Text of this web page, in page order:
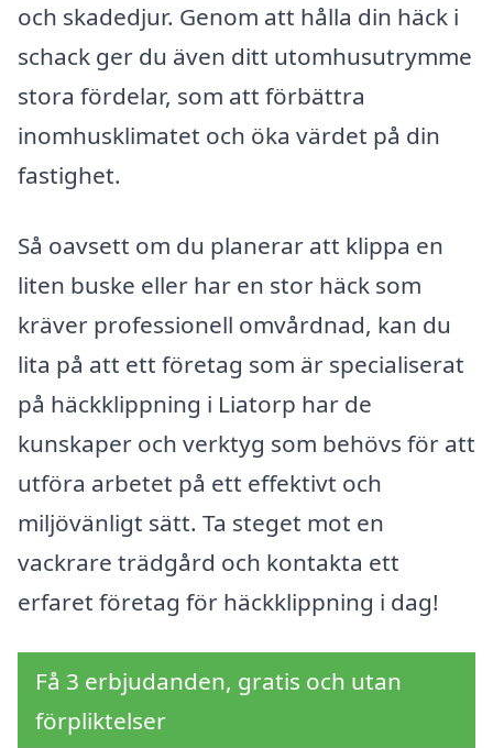
och skadedjur. Genom att hålla din häck i
schack ger du även ditt utomhusutrymme
stora fördelar, som att förbättra
inomhusklimatet och öka värdet på din
fastighet.
Så oavsett om du planerar att klippa en
liten buske eller har en stor häck som
kräver professionell omvårdnad, kan du
lita på att ett företag som är specialiserat
på häckklippning i Liatorp har de
kunskaper och verktyg som behövs för att
utföra arbetet på ett effektivt och
miljövänligt sätt. Ta steget mot en
vackrare trädgård och kontakta ett
erfaret företag för häckklippning i dag!
Få 3 erbjudanden, gratis och utan
förpliktelser